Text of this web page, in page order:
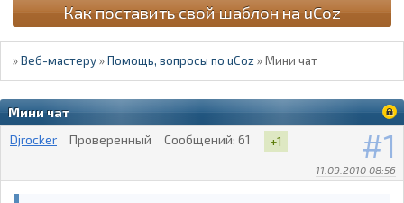
Как поставить свой шаблон на uCoz
»Веб-мастеру »Помощь, вопросы по uCoz »Мини чат
Мини чат
1
11.09.2010 08:56
Djrocker Проверенный Сообщений: 61 +1